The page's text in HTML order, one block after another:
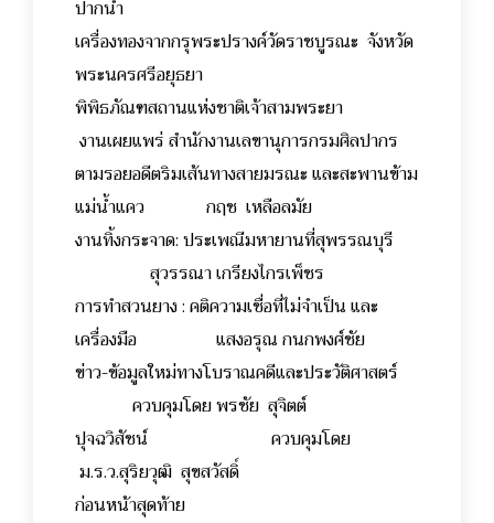
ปากน้ำ
เครื่องทองจากกรุพระปรางค์วัดราชบูรณะ จังหวัด
พระนครศรีอยุธยา
พิพิธภัณฑสถานแห่งชาติเจ้าสามพระยา
งานเผยแพร่ สำนักงานเลขานุการกรมศิลปากร
ตามรอยอดีตริมเส้นทางสายมรณะ และสะพานข้าม
แม่น้ำแคว กฤช เหลือลมัย
งานทิ้งกระจาด: ประเพณีมหายานที่สุพรรณบุรี
สุวรรณา เกรียงไกรเพ็ชร
การทำสวนยาง : คติความเชื่อที่ไม่จำเป็น และ
เครื่องมือ แสงอรุณ กนกพงศ์ชัย
ข่าว-ข้อมูลใหม่ทางโบราณคดีและประวัติศาสตร์
ควบคุมโดย พรชัย สุจิตต์
ปุจฉวิสัชน์ ควบคุมโดย
ม.ร.ว.สุริยวุฒิ สุขสวัสดิ์
ก่อนหน้าสุดท้าย